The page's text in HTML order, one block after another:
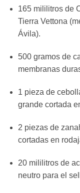
165 mililitros de
Tierra Vettona
Ávila).
500 gramos de
membranas
1 pieza de
grande cortada
2 piezas de
cortadas en
20 mililitros de
neutro para el